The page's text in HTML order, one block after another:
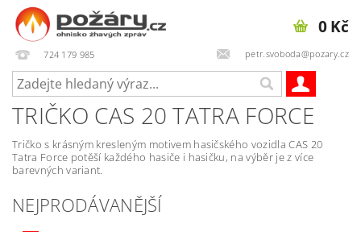
724 179 985 petr.svoboda@pozary.cz
0 Kč
TRIČKO CAS 20 TATRA FORCE
Tričko s krásným kresleným motivem hasičského vozidla CAS 20
Tatra Force potěší každého hasiče i hasičku, na výběr je z více
barevných variant.
NEJPRODÁVANĚJŠÍ